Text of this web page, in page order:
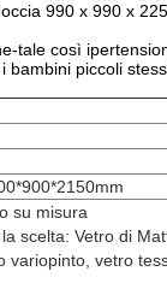
990 x 990 x
tale così
piccoli
su misura
scelta: Vetro di
variopinto, vetro